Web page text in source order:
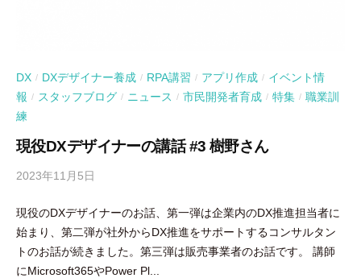
DX / DXデザイナー養成 / RPA講習 / アプリ作成 / イベント情
報 / スタッフブログ / ニュース / 市民開発者育成 / 特集 / 職業訓
練
現役DXデザイナーの講話 #3 樹野さん
2023年11月5日
吉
田
豪
現役のDXデザイナーのお話、第一弾は企業内のDX推進担当者に
始まり、第二弾が社外からDX推進をサポートするコンサルタン
トのお話が続きました。第三弾は販売事業者のお話です。 講師
にMicrosoft365やPower Pl...